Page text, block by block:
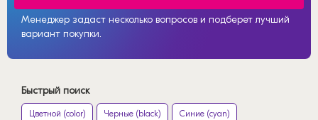
Менеджер задаст несколько вопросов и подберет лучший
вариант покупки.
Быстрый поиск
Цветной (color) Черные (black) Синие (cyan)